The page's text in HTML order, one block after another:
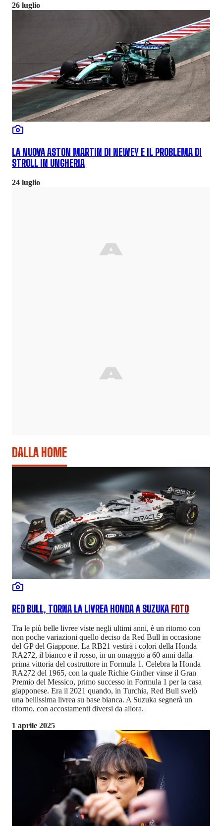
26 luglio
LA NUOVA ASTON MARTIN DI NEWEY E IL PROBLEMA DI
STROLL IN UNGHERIA
24 luglio
DALLA HOME
RED BULL, TORNA LA LIVREA HONDA A SUZUKA FOTO
Tra le più belle livree viste negli ultimi anni, è un ritorno con
non poche variazioni quello deciso da Red Bull in occasione
del GP del Giappone. La RB21 vestirà i colori della Honda
RA272, il bianco e il rosso, in un omaggio a 60 anni dalla
prima vittoria del costruttore in Formula 1. Celebra la Honda
RA272 del 1965, con la quale Richie Ginther vinse il Gran
Premio del Messico, primo successo in Formula 1 per la casa
giapponese. Era il 2021 quando, in Turchia, Red Bull svelò
una bellissima livrea su base bianca. A Suzuka segnerà un
ritorno, con accostamenti diversi da allora.
1 aprile 2025